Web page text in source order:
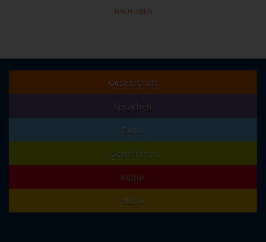
NACH OBEN
Gesellschaft
Sprachen
Beruf
Gesundheit
Kultur
Musik